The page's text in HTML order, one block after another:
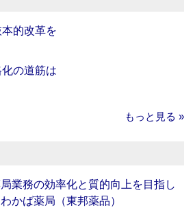
的改革を
の道筋は
もっと見る »
局業務の効率化と質的向上を目指し
かば薬局（東邦薬品）